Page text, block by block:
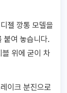
젤 깡통 모델을
붙여 놓습니다.
위에 굳이 차
이크 분진으로